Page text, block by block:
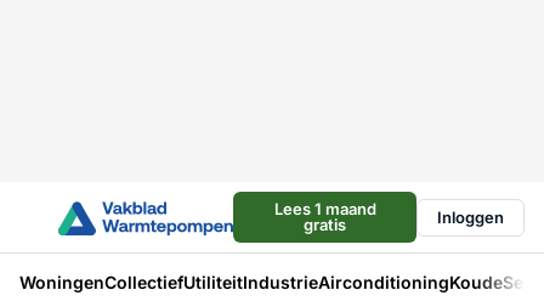
Lees 1 maand
gratis
Inloggen
WoningenCollectiefUtiliteitIndustrieAirconditioningKoude